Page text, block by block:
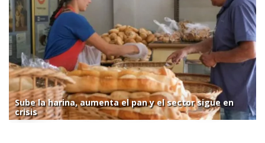
Sube la harina, aumenta el pan y el sector sigue en
crisis